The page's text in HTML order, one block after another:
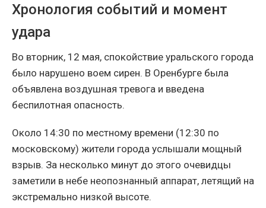
Хронология событий и момент
удара
Во вторник, 12 мая, спокойствие уральского города
было нарушено воем сирен. В Оренбурге была
объявлена воздушная тревога и введена
беспилотная опасность.
Около 14:30 по местному времени (12:30 по
московскому) жители города услышали мощный
взрыв. За несколько минут до этого очевидцы
заметили в небе неопознанный аппарат, летящий на
экстремально низкой высоте.